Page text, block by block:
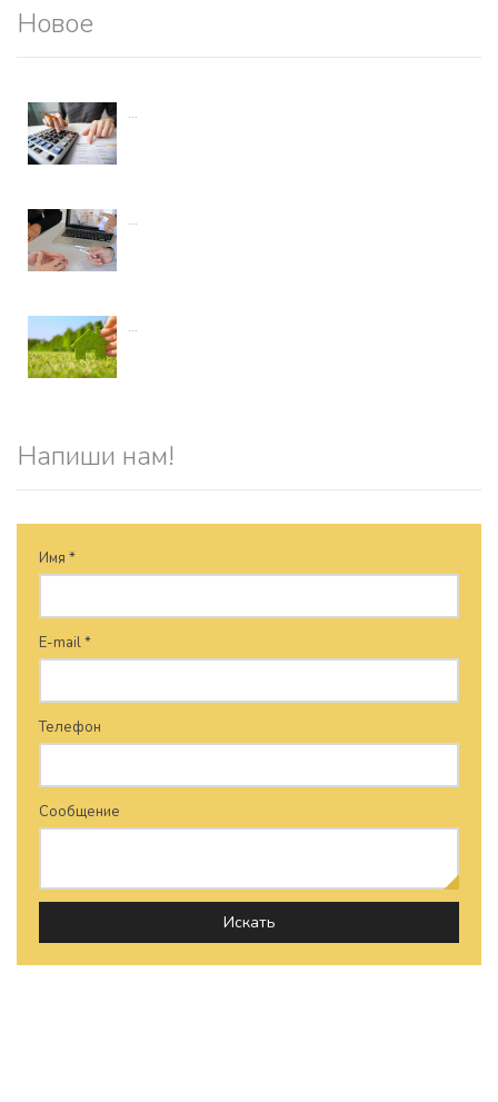
Новое
...
...
...
Напиши нам!
Имя *
E-mail *
Телефон
Сообщение
Искать